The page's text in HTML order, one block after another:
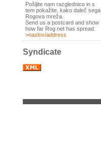
Pošljite nam razglednico in s
tem pokažite, kako daleč sega
Rogova mreža.
Send us a postcard and show
how far Rog net has spread.
>naslov/address
Syndicate